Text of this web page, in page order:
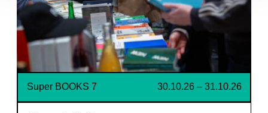
Super BOOKS 7 30.10.26 – 31.10.26